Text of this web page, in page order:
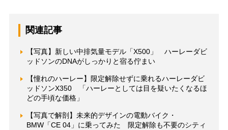
関連記事
【写真】新しい中排気量モデル「X500」 ハーレーダビ
ッドソンのDNAがしっかりと宿る佇まい
【憧れのハーレー】限定解除せずに乗れるハーレーダビ
ッドソンX350 「ハーレーとしては目を疑いたくなるほ
どの手頃な価格」
【写真で解剖】未来的デザインの電動バイク・
BMW「CE 04」に乗ってみた 限定解除も不要のシティ